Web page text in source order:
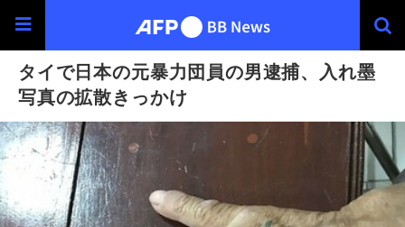
タイで日本の元暴力団員の男逮捕、入れ墨
写真の拡散きっかけ